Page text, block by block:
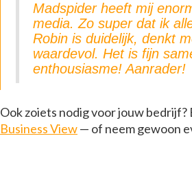
Madspider heeft mij
media. Zo super dat ik
Robin is duidelijk, denkt
waardevol. Het is fijn
enthousiasme! Aanrader!
Ook zoiets nodig voor jouw
Business View— of neem gewoon